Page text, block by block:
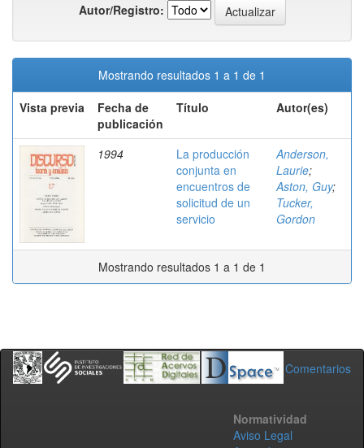
Autor/Registro:
Mostrando resultados 1 a 1 de 1
Vista previa
Fecha de
publicación
Título Autor(es)
1994
La producción
conjunta en
encuentros de
solicitud de un
servicio
Anderson,
Laurie;
Aston, Guy;
Tucker,
Gordon
Mostrando resultados 1 a 1 de 1
Comentarios
Normatividad
Aviso Legal